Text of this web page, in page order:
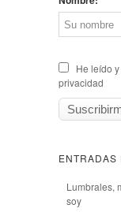
He leído
privacidad
ENTRADAS
Lumbrales,
soy